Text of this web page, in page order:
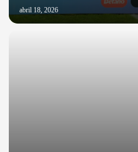
abril 18, 2026